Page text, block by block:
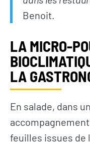
Décryptages
Benoit.
LA MICRO-
LA
En salade, dans
feuilles issues de